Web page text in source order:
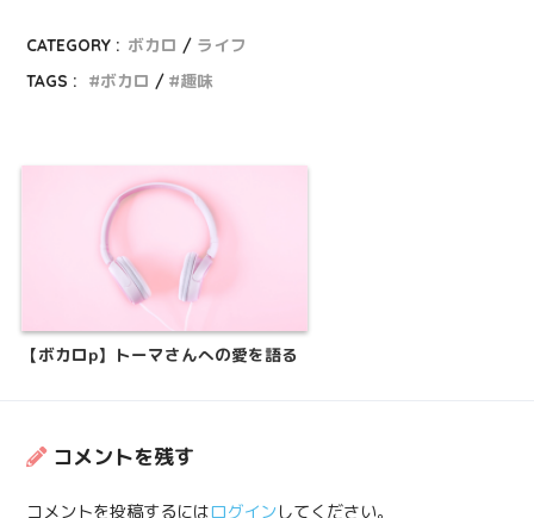
CATEGORY : ボカロ
ライフ
TAGS :
ボカロ 趣味
【ボカロp】トーマさんへの愛を語る
コメントを残す
コメントを投稿するにはログインしてください。